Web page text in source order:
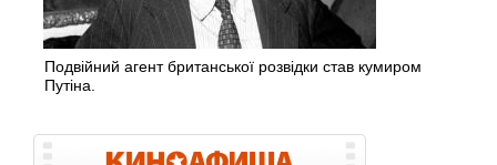
Подвійний агент британської розвідки став кумиром
Путіна.